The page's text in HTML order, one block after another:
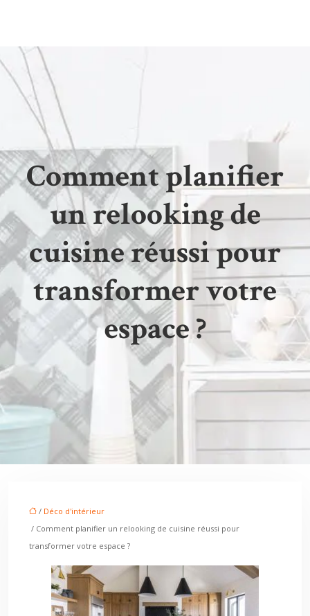
Comment planifier
un relooking de
cuisine réussi pour
transformer votre
espace ?
/ Déco d'intérieur
/ Comment planifier un relooking de cuisine réussi pour
transformer votre espace ?